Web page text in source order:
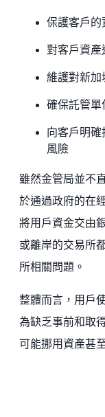
保護客戶的
對客戶資產
維護對新加
確保託管單
向客戶明確
風險
雖然金管局並不
於通過政府的在
將用戶資金交由
或離岸的交易所
所相關問題。
整體而言，用戶
為缺乏事前和取
可能挪用資產甚